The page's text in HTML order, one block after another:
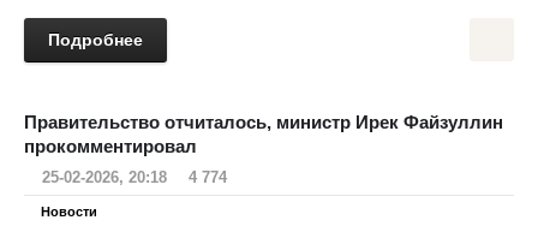
Подробнее
Правительство отчиталось, министр Ирек Файзуллин
прокомментировал
25-02-2026, 20:18 4 774
Новости